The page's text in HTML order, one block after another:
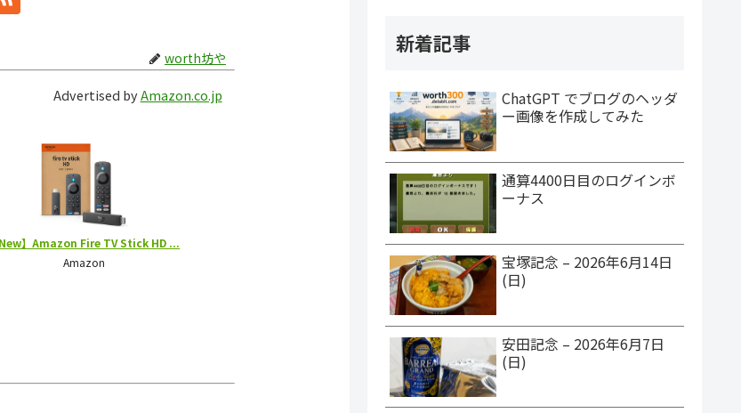
worth坊や
Advertised byAmazon.co.jp
新着記事
ChatGPT でブログのヘッダ
ー画像を作成してみた
通算4400日目のログインボ
ーナス
宝塚記念 – 2026年6月14日
(日)
安田記念 – 2026年6月7日
(日)